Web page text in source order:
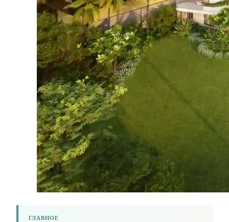
ГЛАВНОЕ